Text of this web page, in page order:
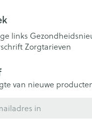
links
Zorgtarieven
van nieuwe